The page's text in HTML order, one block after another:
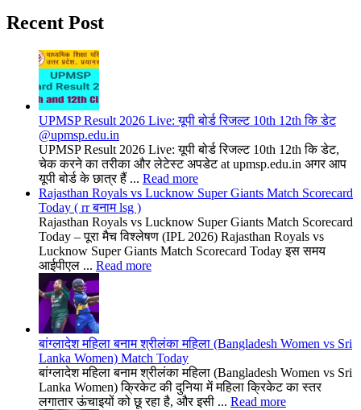
Recent Post
UPMSP Result 2026 Live: यूपी बोर्ड रिजल्ट 10th 12th कि डेट
@upmsp.edu.in
UPMSP Result 2026 Live: यूपी बोर्ड रिजल्ट 10th 12th कि डेट,
चेक करने का तरीका और लेटेस्ट अपडेट at upmsp.edu.in अगर आप
यूपी बोर्ड के छात्र हैं ... Read more
Rajasthan Royals vs Lucknow Super Giants Match Scorecard
Today ( rr बनाम lsg )
Rajasthan Royals vs Lucknow Super Giants Match Scorecard
Today – पूरा मैच विश्लेषण (IPL 2026) Rajasthan Royals vs
Lucknow Super Giants Match Scorecard Today इस समय
आईपीएल ... Read more
बांग्लादेश महिला बनाम श्रीलंका महिला (Bangladesh Women vs Sri
Lanka Women) Match Today
बांग्लादेश महिला बनाम श्रीलंका महिला (Bangladesh Women vs Sri
Lanka Women) क्रिकेट की दुनिया में महिला क्रिकेट का स्तर
लगातार ऊंचाइयों को छू रहा है, और इसी ... Read more